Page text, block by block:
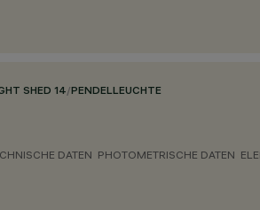
SHED 14/PENDELLEUCHTE
DATEN PHOTOMETRISCHE DATEN